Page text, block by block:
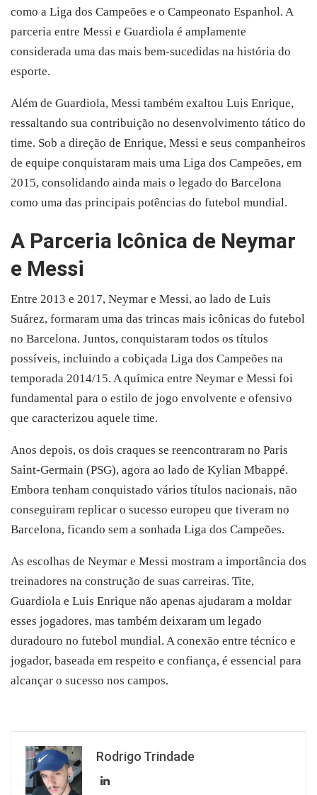
como a Liga dos Campeões e o Campeonato Espanhol. A
parceria entre Messi e Guardiola é amplamente
considerada uma das mais bem-sucedidas na história do
esporte.
Além de Guardiola, Messi também exaltou Luis Enrique,
ressaltando sua contribuição no desenvolvimento tático do
time. Sob a direção de Enrique, Messi e seus companheiros
de equipe conquistaram mais uma Liga dos Campeões, em
2015, consolidando ainda mais o legado do Barcelona
como uma das principais potências do futebol mundial.
A Parceria Icônica de Neymar
e Messi
Entre 2013 e 2017, Neymar e Messi, ao lado de Luis
Suárez, formaram uma das trincas mais icônicas do futebol
no Barcelona. Juntos, conquistaram todos os títulos
possíveis, incluindo a cobiçada Liga dos Campeões na
temporada 2014/15. A química entre Neymar e Messi foi
fundamental para o estilo de jogo envolvente e ofensivo
que caracterizou aquele time.
Anos depois, os dois craques se reencontraram no Paris
Saint-Germain (PSG), agora ao lado de Kylian Mbappé.
Embora tenham conquistado vários títulos nacionais, não
conseguiram replicar o sucesso europeu que tiveram no
Barcelona, ficando sem a sonhada Liga dos Campeões.
As escolhas de Neymar e Messi mostram a importância dos
treinadores na construção de suas carreiras. Tite,
Guardiola e Luis Enrique não apenas ajudaram a moldar
esses jogadores, mas também deixaram um legado
duradouro no futebol mundial. A conexão entre técnico e
jogador, baseada em respeito e confiança, é essencial para
alcançar o sucesso nos campos.
Rodrigo Trindade